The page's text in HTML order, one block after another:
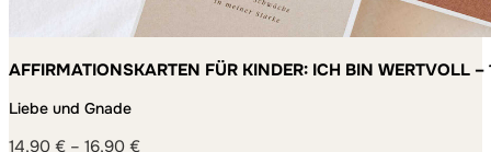
AFFIRMATIONSKARTEN FÜR KINDER: ICH BIN WERTVOLL
Liebe und Gnade
14,90 € – 16,90 €